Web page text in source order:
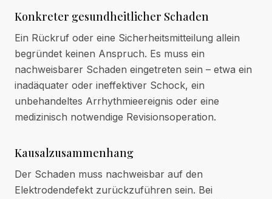
Konkreter gesundheitlicher Schaden
Ein Rückruf oder eine Sicherheitsmitteilung allein
begründet keinen Anspruch. Es muss ein
nachweisbarer Schaden eingetreten sein – etwa ein
inadäquater oder ineffektiver Schock, ein
unbehandeltes Arrhythmieereignis oder eine
medizinisch notwendige Revisionsoperation.
Kausalzusammenhang
Der Schaden muss nachweisbar auf den
Elektrodendefekt zurückzuführen sein. Bei